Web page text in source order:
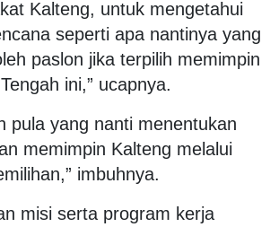
Kalteng, untuk mengetahui
seperti apa nantinya yang
paslon jika terpilih memimpin
ini,” ucapnya.
pula yang nanti menentukan
memimpin Kalteng melalui
imbuhnya.
misi serta program kerja